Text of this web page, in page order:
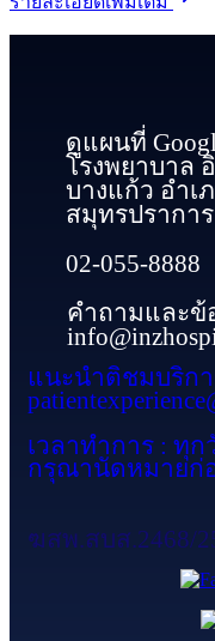
ดูแผนที่
โรงพยาบาล
บางแก้ว อำเ
สมุทรปราการ
02-055-8888
คำถามและข้
แนะนำติชมบริกา
เวลาทำการ : ทุก
กรุณานัดหมายก่
ฆสพ.สบส.2468/